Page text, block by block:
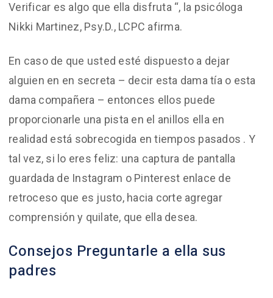
Verificar es algo que ella disfruta “, la psicóloga
Nikki Martinez, Psy.D., LCPC afirma.
En caso de que usted esté dispuesto a dejar
alguien en en secreta – decir esta dama tía o esta
dama compañera – entonces ellos puede
proporcionarle una pista en el anillos ella en
realidad está sobrecogida en tiempos pasados ​​. Y
tal vez, si lo eres feliz: una captura de pantalla
guardada de Instagram o Pinterest enlace de
retroceso que es justo, hacia corte agregar
comprensión y quilate, que ella desea.
Consejos Preguntarle a ella sus
padres